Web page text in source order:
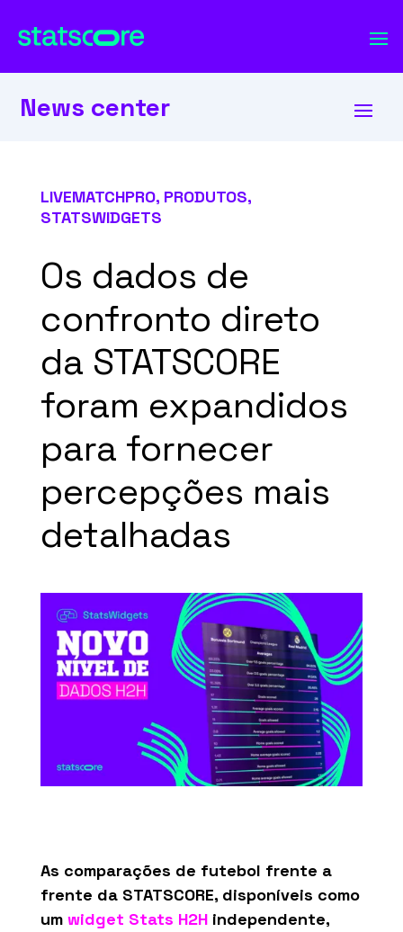
News center
LIVEMATCHPRO, PRODUTOS,
STATSWIDGETS
Os dados de
confronto direto
da STATSCORE
foram expandidos
para fornecer
percepções mais
detalhadas
As comparações de futebol frente a
frente da STATSCORE, disponíveis como
um widget Stats H2Hindependente,